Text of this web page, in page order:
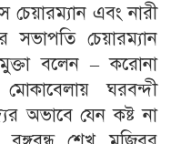
এবং নারী
চেয়ারম্যান
বলেন – করোনা
ঘরবন্দী
অভাবে যেন কষ্ট না